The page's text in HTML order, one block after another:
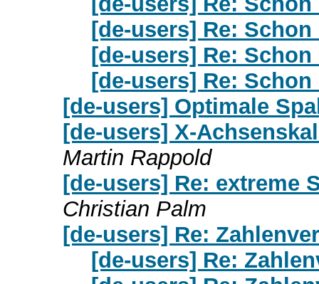
[de-users] Re:
[de-users] Re:
[de-users] Re:
[de-users] Optimale
[de-users] X-
Martin Rappold
[de-users] Re: extreme
Christian Palm
[de-users] Re:
[de-users] Re: